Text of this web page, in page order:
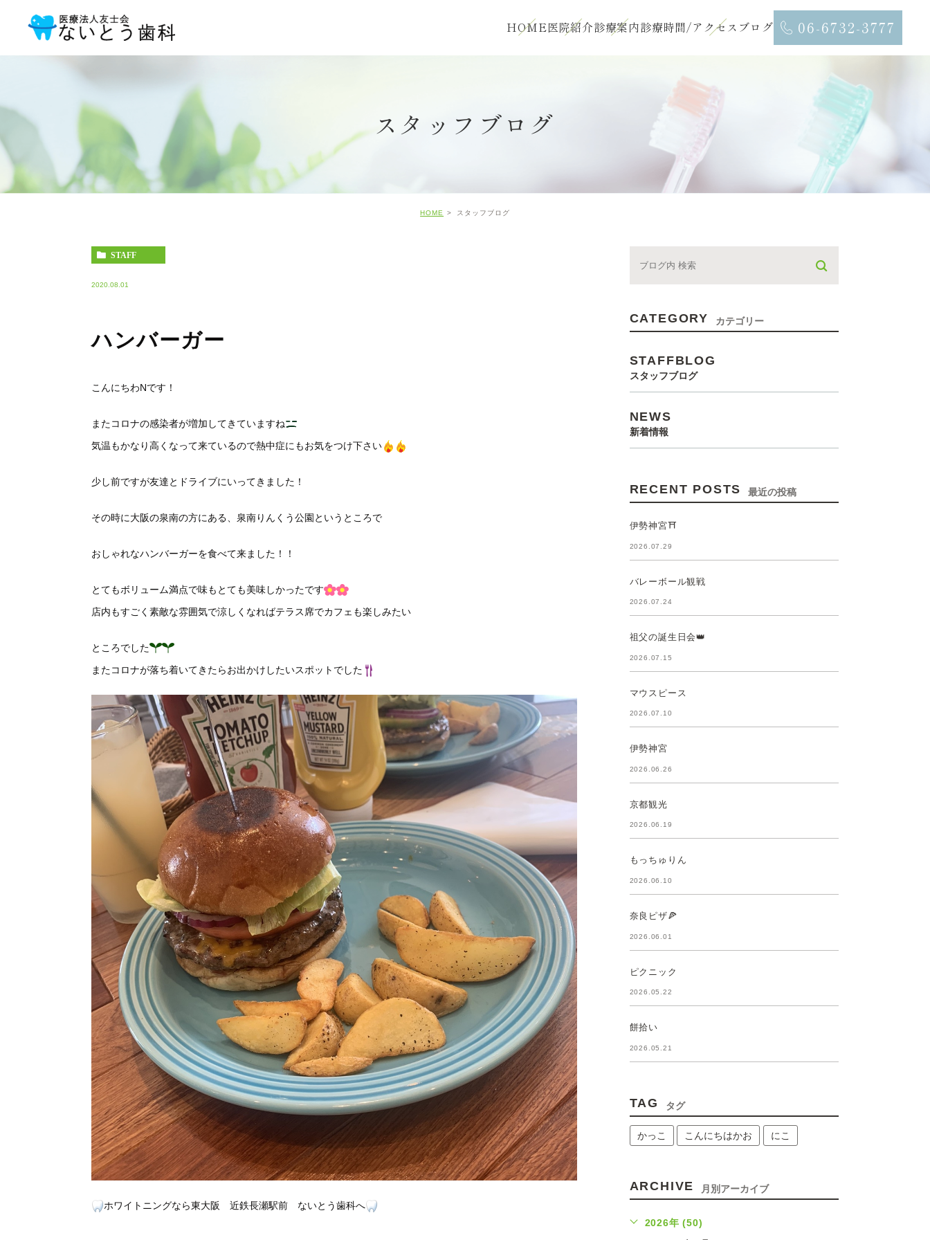
HOME医院紹介診療案内診療時間/アクセス ブログ 06-6732-3777
スタッフブログ
HOME スタッフブログ
STAFF
2020.08.01
ハンバーガー
こんにちわNです！
またコロナの感染者が増加してきていますね
気温もかなり高くなって来ているので熱中症にもお気をつけ下さい
少し前ですが友達とドライブにいってきました！
その時に大阪の泉南の方にある、泉南りんくう公園というところで
おしゃれなハンバーガーを食べて来ました！！
とてもボリューム満点で味もとても美味しかったです
店内もすごく素敵な雰囲気で涼しくなればテラス席でカフェも楽しみたい
ところでした
またコロナが落ち着いてきたらお出かけしたいスポットでした
ホワイトニングなら東大阪 近鉄長瀬駅前 ないとう歯科へ
CATEGORY カテゴリー
STAFFBLOG
スタッフブログ
NEWS
新着情報
RECENT POSTS 最近の投稿
伊勢神宮⛩️
2026.07.29
バレーボール観戦
2026.07.24
祖父の誕生日会👑
2026.07.15
マウスピース
2026.07.10
伊勢神宮
2026.06.26
京都観光
2026.06.19
もっちゅりん
2026.06.10
奈良ピザ🍕
2026.06.01
ピクニック
2026.05.22
餅拾い
2026.05.21
TAG タグ
かっこ こんにちはかお にこ
ARCHIVE 月別アーカイブ
2026年 (50)